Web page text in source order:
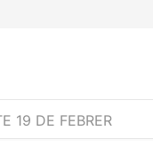
19 DE FEBRER